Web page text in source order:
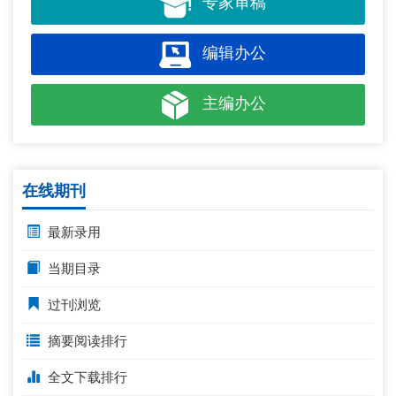
编辑办公
主编办公
在线期刊
最新录用
当期目录
过刊浏览
摘要阅读排行
全文下载排行